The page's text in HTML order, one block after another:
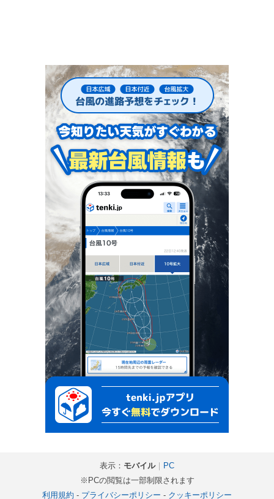
表示： モバイル｜ PC
※PCの閲覧は一部制限されます
利用規約 - プライバシーポリシー - クッキーポリシー